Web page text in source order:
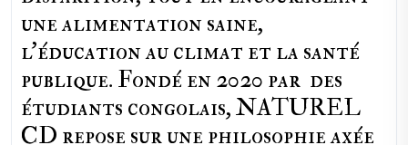
une alimentation saine,
l'éducation au climat et la santé
publique. Fondé en 2020 par des
étudiants congolais, NATUREL
CD repose sur une philosophie axée